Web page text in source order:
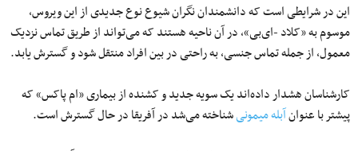
این در شرایطی است که دانشمندان نگران شیوع نوع جدیدی از این ویروس،
موسوم به «کلاد -ای‌بی»، در آن ناحیه هستند که می‌تواند از طریق تماس نزدیک
معمول، از جمله تماس جنسی، به راحتی در بین افراد منتقل شود و گسترش یابد.
کارشناسان هشدار داده‌اند یک سویه جدید و کشنده از بیماری «ام پاکس» که
پیشتر با عنوانآبله میمونیشناخته می‌شد در آفریقا در حال گسترش است.